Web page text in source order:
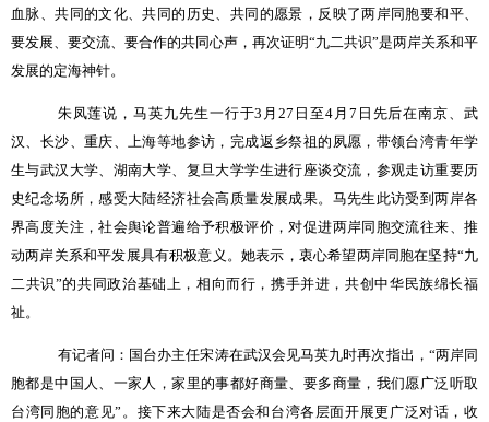
血脉、共同的文化、共同的历史、共同的愿景，反映了两岸同胞要和平、
要发展、要交流、要合作的共同心声，再次证明“九二共识”是两岸关系和平
发展的定海神针。
朱凤莲说，马英九先生一行于3 月27 日至4月 7 日先后在南京、武
汉、长沙、重庆、上海等地参访，完成返乡祭祖的夙愿，带领台湾青年学
生与武汉大学、湖南大学、复旦大学学生进行座谈交流，参观走访重要历
史纪念场所，感受大陆经济社会高质量发展成果。马先生此访受到两岸各
界高度关注，社会舆论普遍给予积极评价，对促进两岸同胞交流往来、推
动两岸关系和平发展具有积极意义。 她表示，衷心希望两岸同胞在坚持“九
二共识”的共同政治基础上，相向而行，携手并进，共创中华民族绵长福
祉。
有记者问：国台办主任宋涛在武汉会见马英九时再次指出，“两岸同
胞都是中国人、一家人，家里的事都好商量、要多商量，我们愿广泛听取
台湾同胞的意见”。接下来大陆是否会和台湾各层面开展更广泛对话，收